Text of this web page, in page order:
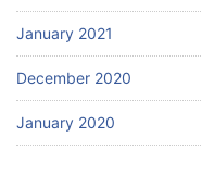
January 2021
December 2020
January 2020